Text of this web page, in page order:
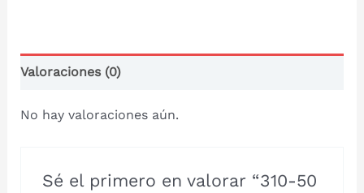
Valoraciones (0)
No hay valoraciones aún.
Sé el primero en valorar “310-50